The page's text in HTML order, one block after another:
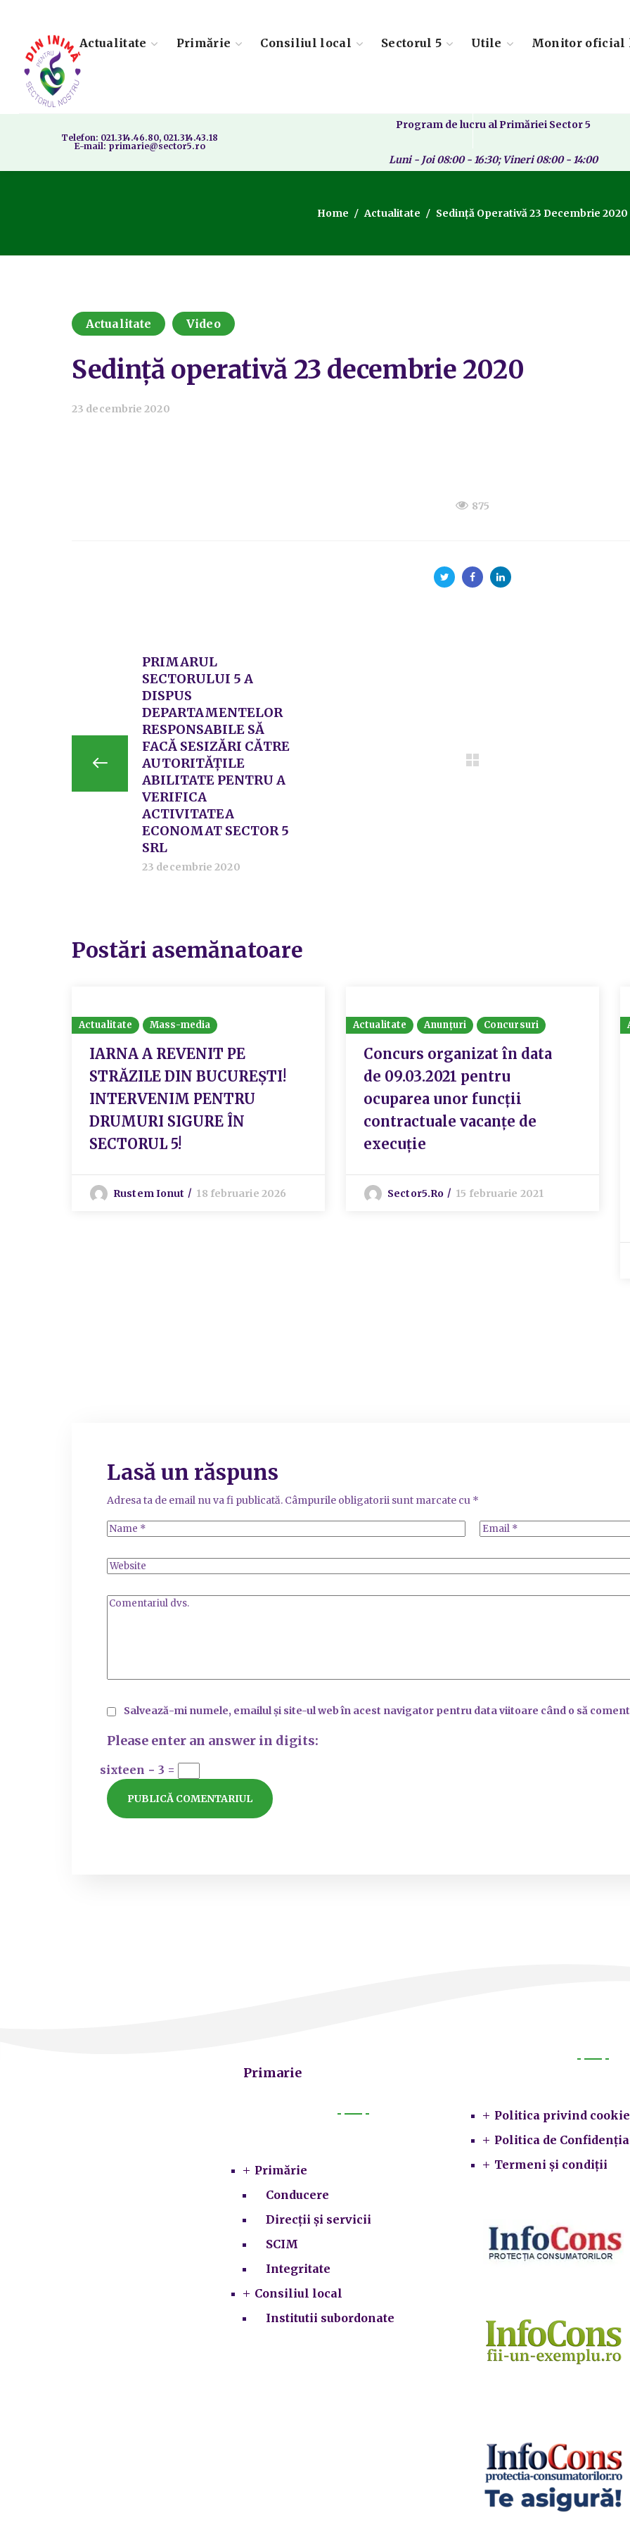
Actualitate Primărie Consiliul local Sectorul 5 Utile Monitor oficial
Telefon: 021.314.46.80, 021.314.43.18
E-mail: primarie@sector5.ro
Program de lucru al Primăriei Sector 5
Luni - Joi 08:00 - 16:30; Vineri 08:00 - 14:00
Home Actualitate Sedință Operativă 23 Decembrie 2020
Actualitate Video
Sedință operativă 23 decembrie 2020
23 decembrie 2020
875
PRIMARUL
SECTORULUI 5 A
DISPUS
DEPARTAMENTELOR
RESPONSABILE SĂ
FACĂ SESIZĂRI CĂTRE
AUTORITĂȚILE
ABILITATE PENTRU A
VERIFICA
ACTIVITATEA
ECONOMAT SECTOR 5
SRL
23 decembrie 2020
Postări asemănatoare
Actualitate Mass-media
IARNA A REVENIT PE
STRĂZILE DIN BUCUREȘTI!
INTERVENIM PENTRU
DRUMURI SIGURE ÎN
SECTORUL 5!
Rustem Ionut 18 februarie 2026
Actualitate Anunțuri Concursuri
Concurs organizat în data
de 09.03.2021 pentru
ocuparea unor funcții
contractuale vacanțe de
execuție
Sector5.ro 15 februarie 2021
Lasă un răspuns
Adresa ta de email nu va fi publicată. Câmpurile obligatorii sunt marcate cu *
Salvează-mi numele, emailul și site-ul web în acest navigator pentru data viitoare când o să
Please enter an answer in digits:
sixteen − 3 =
Primarie
Primărie
Conducere
Direcții și servicii
SCIM
Integritate
Consiliul local
Institutii subordonate
Politica privind
Politica de
Termeni și condiții